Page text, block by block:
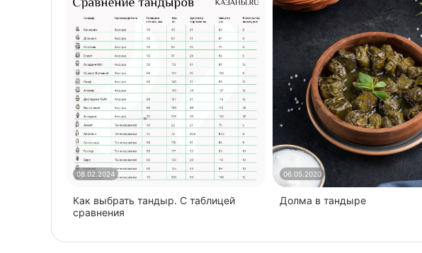
08.02.2024
Как выбрать тандыр. С таблицей
сравнения
06.05.2020
​Долма в тандыре